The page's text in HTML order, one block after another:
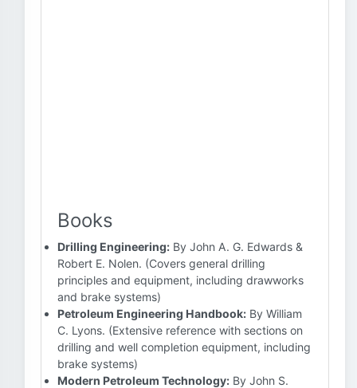
Books
Drilling Engineering: By John A. G. Edwards &
Robert E. Nolen. (Covers general drilling
principles and equipment, including drawworks
and brake systems)
Petroleum Engineering Handbook: By William
C. Lyons. (Extensive reference with sections on
drilling and well completion equipment, including
brake systems)
Modern Petroleum Technology: By John S.